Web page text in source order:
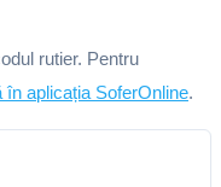
rutier. Pentru
în aplicația SoferOnline.